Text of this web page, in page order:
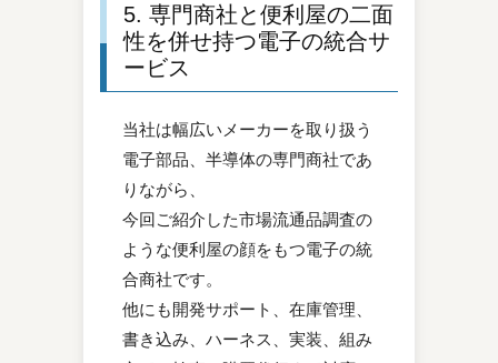
5. 専門商社と便利屋の二面
性を併せ持つ電子の統合サ
ービス
当社は幅広いメーカーを取り扱う
電子部品、半導体の専門商社であ
りながら、
今回ご紹介した市場流通品調査の
ような便利屋の顔をもつ電子の統
合商社です。
他にも開発サポート、在庫管理、
書き込み、ハーネス、実装、組み